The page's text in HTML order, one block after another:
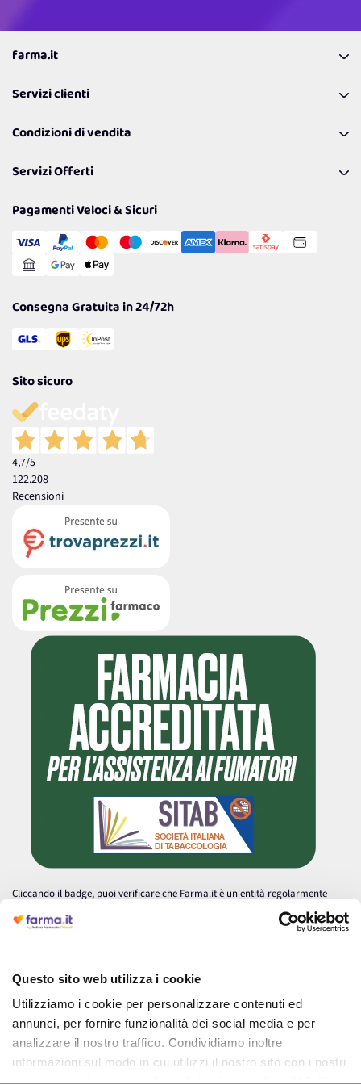
Questo sito web utilizza i cookie
Utilizziamo i cookie per personalizzare contenuti ed
annunci, per fornire funzionalità dei social media e per
analizzare il nostro traffico. Condividiamo inoltre
informazioni sul modo in cui utilizzi il nostro sito con i nostri
partner che si occupano di analisi dei dati web, pubblicità e
farma.it
Coupon
Lavora con noi
Politiche per la parità di genere
Servizi clienti
Richiamami
Resi
Condizioni di vendita
Spedizioni
Cookie Policy
Gestisci Cookie
Servizi Offerti
Reso Facile e Veloce
Pagamenti Veloci & Sicuri
Consegna Gratuita in 24/72h
Sito sicuro
4,7/5
122.208
Recensioni
Cliccando il badge, puoi verificare che Farma.it è un'entità regolarmente
autorizzata dal Ministero della Salute a effettuare la vendita online di
medicinali.